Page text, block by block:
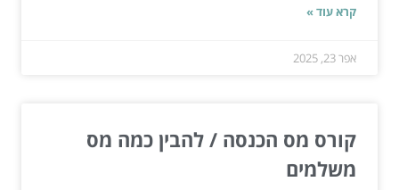
קרא עוד »
אפר 23, 2025
קורס מס הכנסה / להבין כמה מס
משלמים